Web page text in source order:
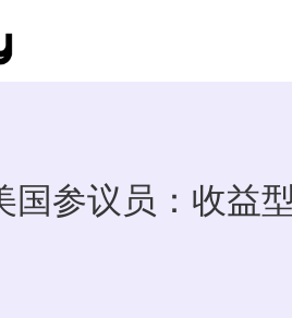
国参议员：收益